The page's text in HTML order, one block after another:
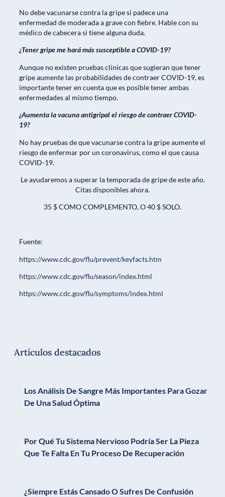
No debe vacunarse contra la gripe si padece una
enfermedad de moderada a grave con fiebre. Hable con su
médico de cabecera si tiene alguna duda.
¿Tener gripe me hará más susceptible a COVID-19?
Aunque no existen pruebas clínicas que sugieran que tener
gripe aumente las probabilidades de contraer COVID-19, es
importante tener en cuenta que es posible tener ambas
enfermedades al mismo tiempo.
¿Aumenta la vacuna antigripal el riesgo de contraer COVID-
19?
No hay pruebas de que vacunarse contra la gripe aumente el
riesgo de enfermar por un coronavirus, como el que causa
COVID-19.
Le ayudaremos a superar la temporada de gripe de este año.
Citas disponibles ahora.
35 $ COMO COMPLEMENTO, O 40 $ SOLO.
Fuente:
https://www.cdc.gov/flu/prevent/keyfacts.htm
https://www.cdc.gov/flu/season/index.html
https://www.cdc.gov/flu/symptoms/index.html
Artículos destacados
Los Análisis De Sangre Más Importantes Para Gozar
De Una Salud Óptima
Por Qué Tu Sistema Nervioso Podría Ser La Pieza
Que Te Falta En Tu Proceso De Recuperación
¿Siempre Estás Cansado O Sufres De Confusión